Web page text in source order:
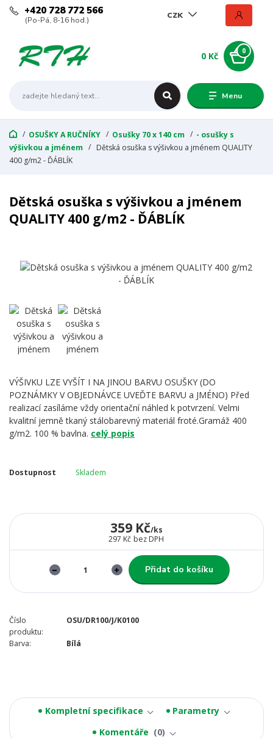
Menu
CZK
+420 728 772 566
(Po-Pá, 8-16 hod.)
0
0 Kč
OSUŠKY A RUČNÍKY Osušky 70 x 140 cm
- osušky s
výšivkou a jménem
Dětská osuška s výšivkou a jménem QUALITY
400 g/m2 - ĎÁBLÍK
Dětská osuška s výšivkou a jménem
QUALITY 400 g/m2 - ĎÁBLÍK
VÝŠIVKU LZE VYŠÍT I NA JINOU BARVU OSUŠKY (DO
POZNÁMKY V OBJEDNÁVCE UVEĎTE BARVU a JMÉNO) Před
realizací zasíláme vždy orientační náhled k potvrzení. Velmi
kvalitní jemně tkaný stálobarevný materiál froté.Gramáž 400
g/m2. 100 % bavlna. celý popis
Dostupnost Skladem
359 Kč/ks
297 Kč bez DPH
Přidat do košíku
Číslo
produktu:
OSU/DR100/J/K0100
Barva: Bílá
Kompletní specifikace
Parametry
Komentáře
0